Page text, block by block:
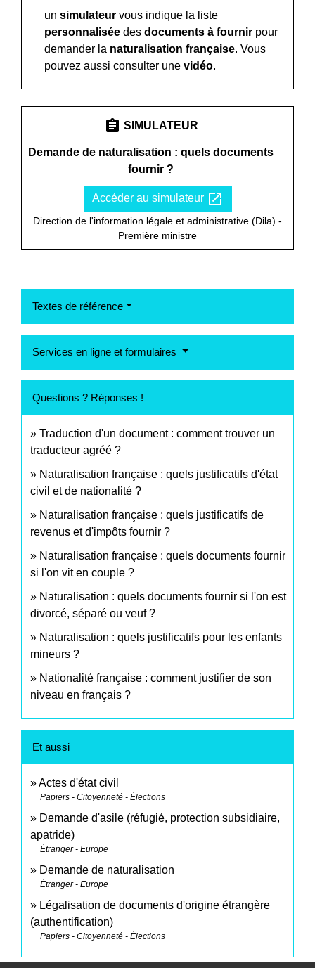
un simulateur vous indique la liste
personnalisée des documents à fournir pour
demander la naturalisation française. Vous
pouvez aussi consulter une vidéo.
assignment SIMULATEUR
Demande de naturalisation : quels documents
fournir ?
Accéder au simulateur open_in_new
Direction de l'information légale et administrative (Dila) -
Première ministre
Textes de référence
Services en ligne et formulaires
Questions ? Réponses !
Traduction d'un document : comment trouver un
traducteur agréé ?
Naturalisation française : quels justificatifs d'état
civil et de nationalité ?
Naturalisation française : quels justificatifs de
revenus et d'impôts fournir ?
Naturalisation française : quels documents fournir
si l'on vit en couple ?
Naturalisation : quels documents fournir si l'on est
divorcé, séparé ou veuf ?
Naturalisation : quels justificatifs pour les enfants
mineurs ?
Nationalité française : comment justifier de son
niveau en français ?
Et aussi
Actes d'état civil
Papiers - Citoyenneté - Élections
Demande d'asile (réfugié, protection subsidiaire,
apatride)
Étranger - Europe
Demande de naturalisation
Étranger - Europe
Légalisation de documents d'origine étrangère
(authentification)
Papiers - Citoyenneté - Élections